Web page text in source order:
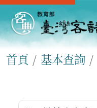
首頁 基本查詢